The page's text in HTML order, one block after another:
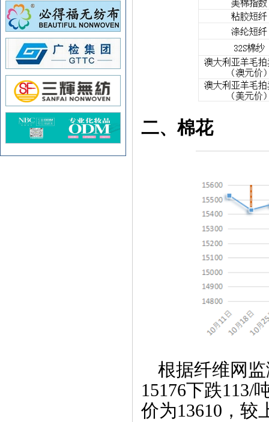
二、 棉花
根据纤维网
15176下跌113/
价为13610，较